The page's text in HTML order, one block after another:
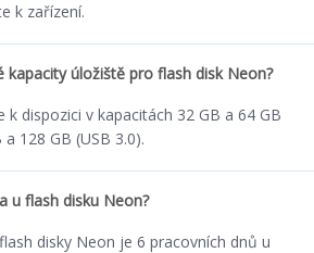
k zařízení.
kapacity úložiště pro flash disk Neon?
k dispozici v kapacitách 32 GB a 64 GB
128 GB (USB 3.0).
u flash disku Neon?
disky Neon je 6 pracovních dnů u